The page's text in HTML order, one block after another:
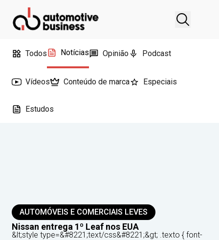
Todos Notícias Opinião Podcast
Vídeos Conteúdo de marca Especiais
Estudos
AUTOMÓVEIS E COMERCIAIS LEVES
Nissan entrega 1º Leaf nos EUA
&lt;style type=&#8221;text/css&#8221;&gt; .texto { font-